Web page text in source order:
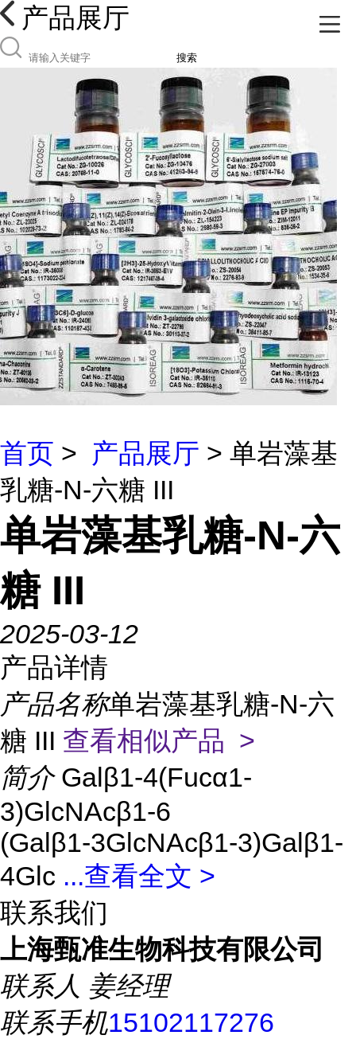
产品展厅
搜索
首页 > 产品展厅 > 单岩藻基
乳糖-N-六糖 III
单岩藻基乳糖-N-六
糖 III
2025-03-12
产品详情
产品名称单岩藻基乳糖-N-六
糖 III 查看相似产品 >
简介 Galβ1-4(Fucα1-
3)GlcNAcβ1-6
(Galβ1-3GlcNAcβ1-3)Galβ1-
4Glc ...查看全文 >
联系我们
上海甄准生物科技有限公司
联系人 姜经理
联系手机15102117276